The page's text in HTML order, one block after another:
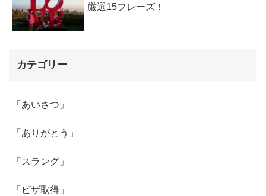
厳選15フレーズ！
カテゴリー
「あいさつ」
「ありがとう」
「スラング」
「ビザ取得」